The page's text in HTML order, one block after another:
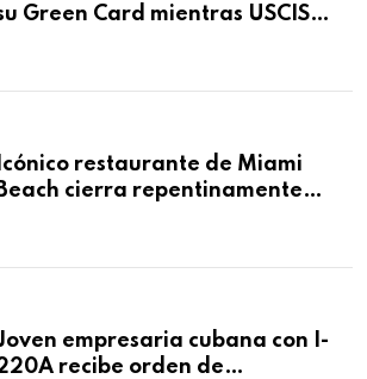
Green Card mientras USCIS
Icónico restaurante de Miami
Beach cierra repentinamente
empresaria cubana con I-
recibe orden de